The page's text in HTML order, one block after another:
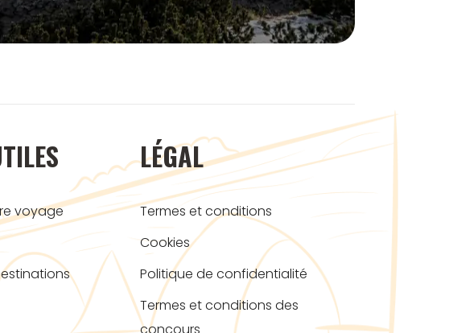
voyage
LÉGAL
Termes et conditions
Cookies
Politique de confidentialité
Termes et conditions des
concours